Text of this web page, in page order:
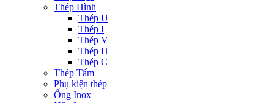
Thép Hình
Thép U
Thép I
Thép V
Thép H
Thép C
Thép Tấm
Phụ kiện thép
Ống Inox